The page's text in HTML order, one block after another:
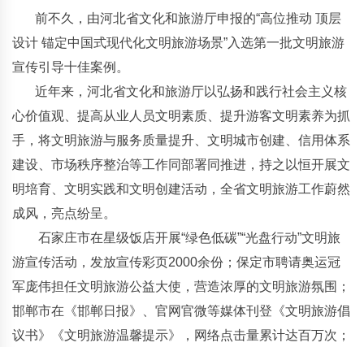
前不久，由河北省文化和旅游厅申报的“高位推动 顶层
设计 锚定中国式现代化文明旅游场景”入选第一批文明旅游
宣传引导十佳案例。
近年来，河北省文化和旅游厅以弘扬和践行社会主义核
心价值观、提高从业人员文明素质、提升游客文明素养为抓
手，将文明旅游与服务质量提升、文明城市创建、信用体系
建设、市场秩序整治等工作同部署同推进，持之以恒开展文
明培育、文明实践和文明创建活动，全省文明旅游工作蔚然
成风，亮点纷呈。
石家庄市在星级饭店开展“绿色低碳”“光盘行动”文明旅
游宣传活动，发放宣传彩页2000余份；保定市聘请奥运冠
军庞伟担任文明旅游公益大使，营造浓厚的文明旅游氛围；
邯郸市在《邯郸日报》、官网官微等媒体刊登《文明旅游倡
议书》《文明旅游温馨提示》，网络点击量累计达百万次；